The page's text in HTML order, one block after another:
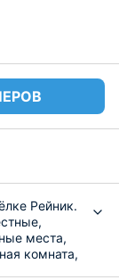
Рейник.
места,
комната,